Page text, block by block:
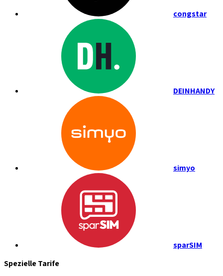
congstar
DEINHANDY
simyo
sparSIM
Spezielle Tarife